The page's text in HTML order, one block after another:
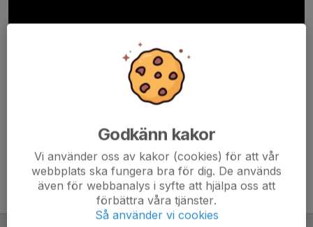
Godkänn kakor
Vi använder oss av kakor (cookies) för att vår
webbplats ska fungera bra för dig. De används
även för webbanalys i syfte att hjälpa oss att
förbättra våra tjänster.
Så använder vi cookies